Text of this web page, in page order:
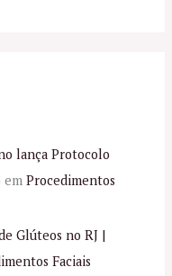
lança Protocolo
em Procedimentos
Glúteos no RJ |
Faciais